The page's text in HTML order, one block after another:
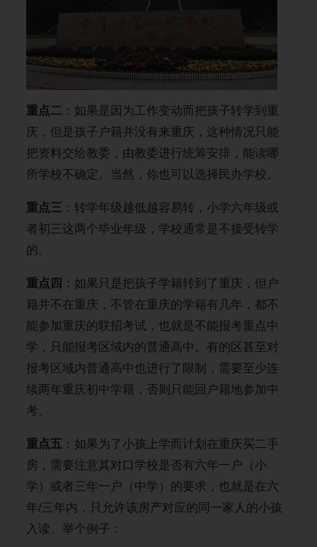
重点二 ：如果是因为工作变动而把孩子转学到重
庆，但是孩子户籍并没有来重庆，这种情况只能
把资料交给教委，由教委进行统筹安排，能读哪
所学校不确定。当然，你也可以选择民办学校。
重点三 ：转学年级越低越容易转，小学六年级或
者初三这两个毕业年级，学校通常是不接受转学
的。
重点四 ：如果只是把孩子学籍转到了重庆，但户
籍并不在重庆，不管在重庆的学籍有几年，都不
能参加重庆的联招考试，也就是不能报考重点中
学，只能报考区域内的普通高中。有的区甚至对
报考区域内普通高中也进行了限制，需要至少连
续两年重庆初中学籍，否则只能回户籍地参加中
考。
重点五 ：如果为了小孩上学而计划在重庆买二手
房，需要注意其对口学校是否有六年一户（小
学）或者三年一户（中学）的要求，也就是在六
年/三年内，只允许该房产对应的同一家人的小孩
入读。举个例子：